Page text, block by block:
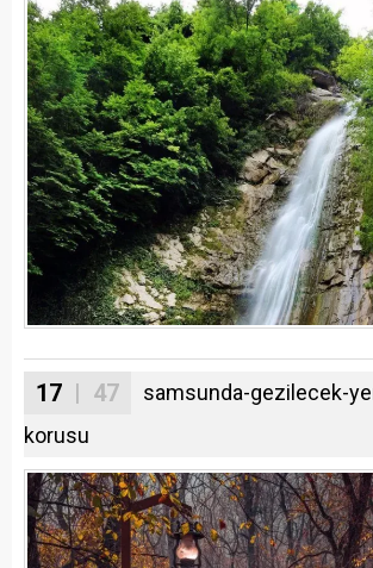
17 | 47
samsunda-gezilecek-
korusu